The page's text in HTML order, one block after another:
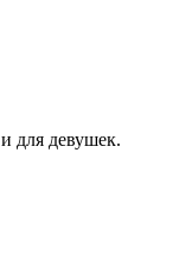
для девушек.